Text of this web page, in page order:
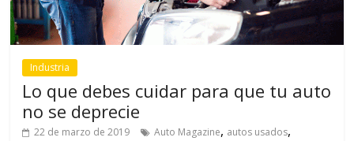
Industria
Lo que debes cuidar para que tu auto
no se deprecie
22 de marzo de 2019 Auto Magazine, autos usados,